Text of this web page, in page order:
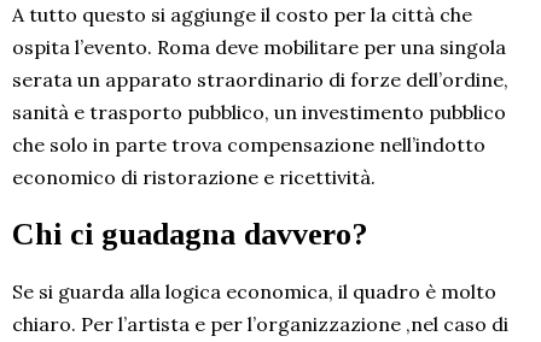
A tutto questo si aggiunge il costo per la città che
ospita l’evento. Roma deve mobilitare per una singola
serata un apparato straordinario di forze dell’ordine,
sanità e trasporto pubblico, un investimento pubblico
che solo in parte trova compensazione nell’indotto
economico di ristorazione e ricettività.
Chi ci guadagna davvero?
Se si guarda alla logica economica, il quadro è molto
chiaro. Per l’artista e per l’organizzazione ,nel caso di